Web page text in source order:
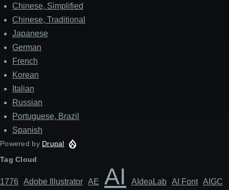
Chinese, Simplified
Chinese, Traditional
Japanese
German
French
Korean
Italian
Russian
Portuguese, Brazil
Spanish
Powered by Drupal
Tag Cloud
1776 Adob​​e Illustrator AE AI AIdeaLab AI Font AIGC